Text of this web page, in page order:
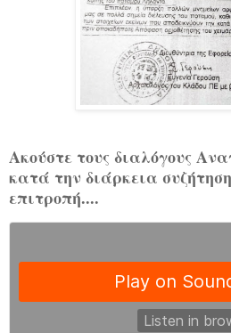
Ακούστε τους διαλόγους
κατά την διάρκεια
επιτροπή....